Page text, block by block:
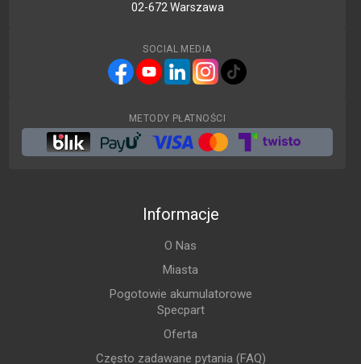
02-672 Warszawa
SOCIAL MEDIA
METODY PŁATNOŚCI
Informacje
O Nas
Miasta
Pogotowie akumulatorowe
Specpart
Oferta
Często zadawane pytania (FAQ)